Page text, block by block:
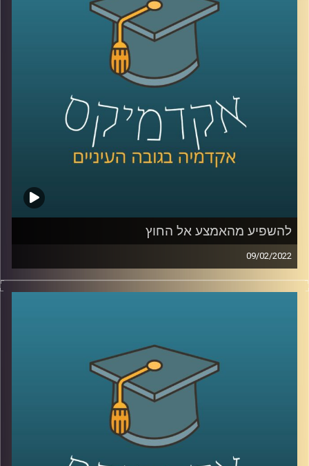
בתרבות הפופולארית".
לשיחה עם ד"ר שירי רזניק על איך ילדות תופסות סיפורי אהבה
לשיחה עם ד"ר רזניק עם הקשר בין אהבה לצרכנות –
להשפיע מהאמצע אל החוץ
09/02/2022
אני משערת שרובכם ורובכן שמעתם על שינויים מהשטח,
כלומר מלמעטה ומשם עולים "למעלה" אל מקבלי ההחלטות
לקיימות, מציינת שיש עוד מקור ממנו יכולים להגיע שינויים.
האמצע. אז מיהם אותם "אנשי אמצע" ולמה הם כל כך
חשובים? האזינו לשיחה.
לשיחה שקיימתי עם פרופ' יעל פרג על מכסות פחמן אישיות –